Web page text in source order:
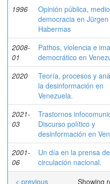
1996
Opinión pública,
democracia en Jürgen
Habermas
2008-
01
Pathos, violencia e
democrático en
2020
Teoría, procesos y
la desinformación en
Venezuela.
2021-
03
Trastornos
Discurso político y
desinformación en
2001-
06
Un día en la prensa de
circulación nacional.
Showing
< previous